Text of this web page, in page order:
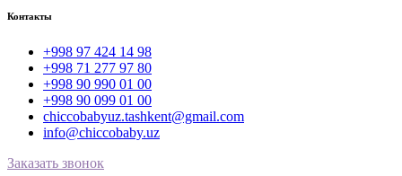
Контакты
+998 97 424 14 98
+998 71 277 97 80
+998 90 990 01 00
+998 90 099 01 00
chiccobabyuz.tashkent@gmail.com
info@chiccobaby.uz
Заказать звонок